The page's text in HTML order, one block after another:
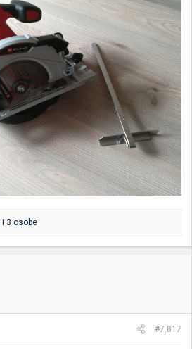
i 3 osobe
#7.817